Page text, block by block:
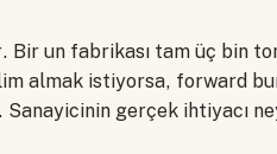
Bir un fabrikası tam üç bin
almak istiyorsa, forward
gerçek ihtiyacı